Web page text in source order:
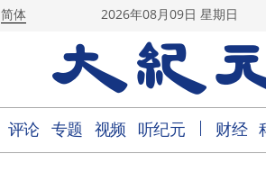
简体 2026年08月09日 星期日
评论 专题 视频 听纪元 财经